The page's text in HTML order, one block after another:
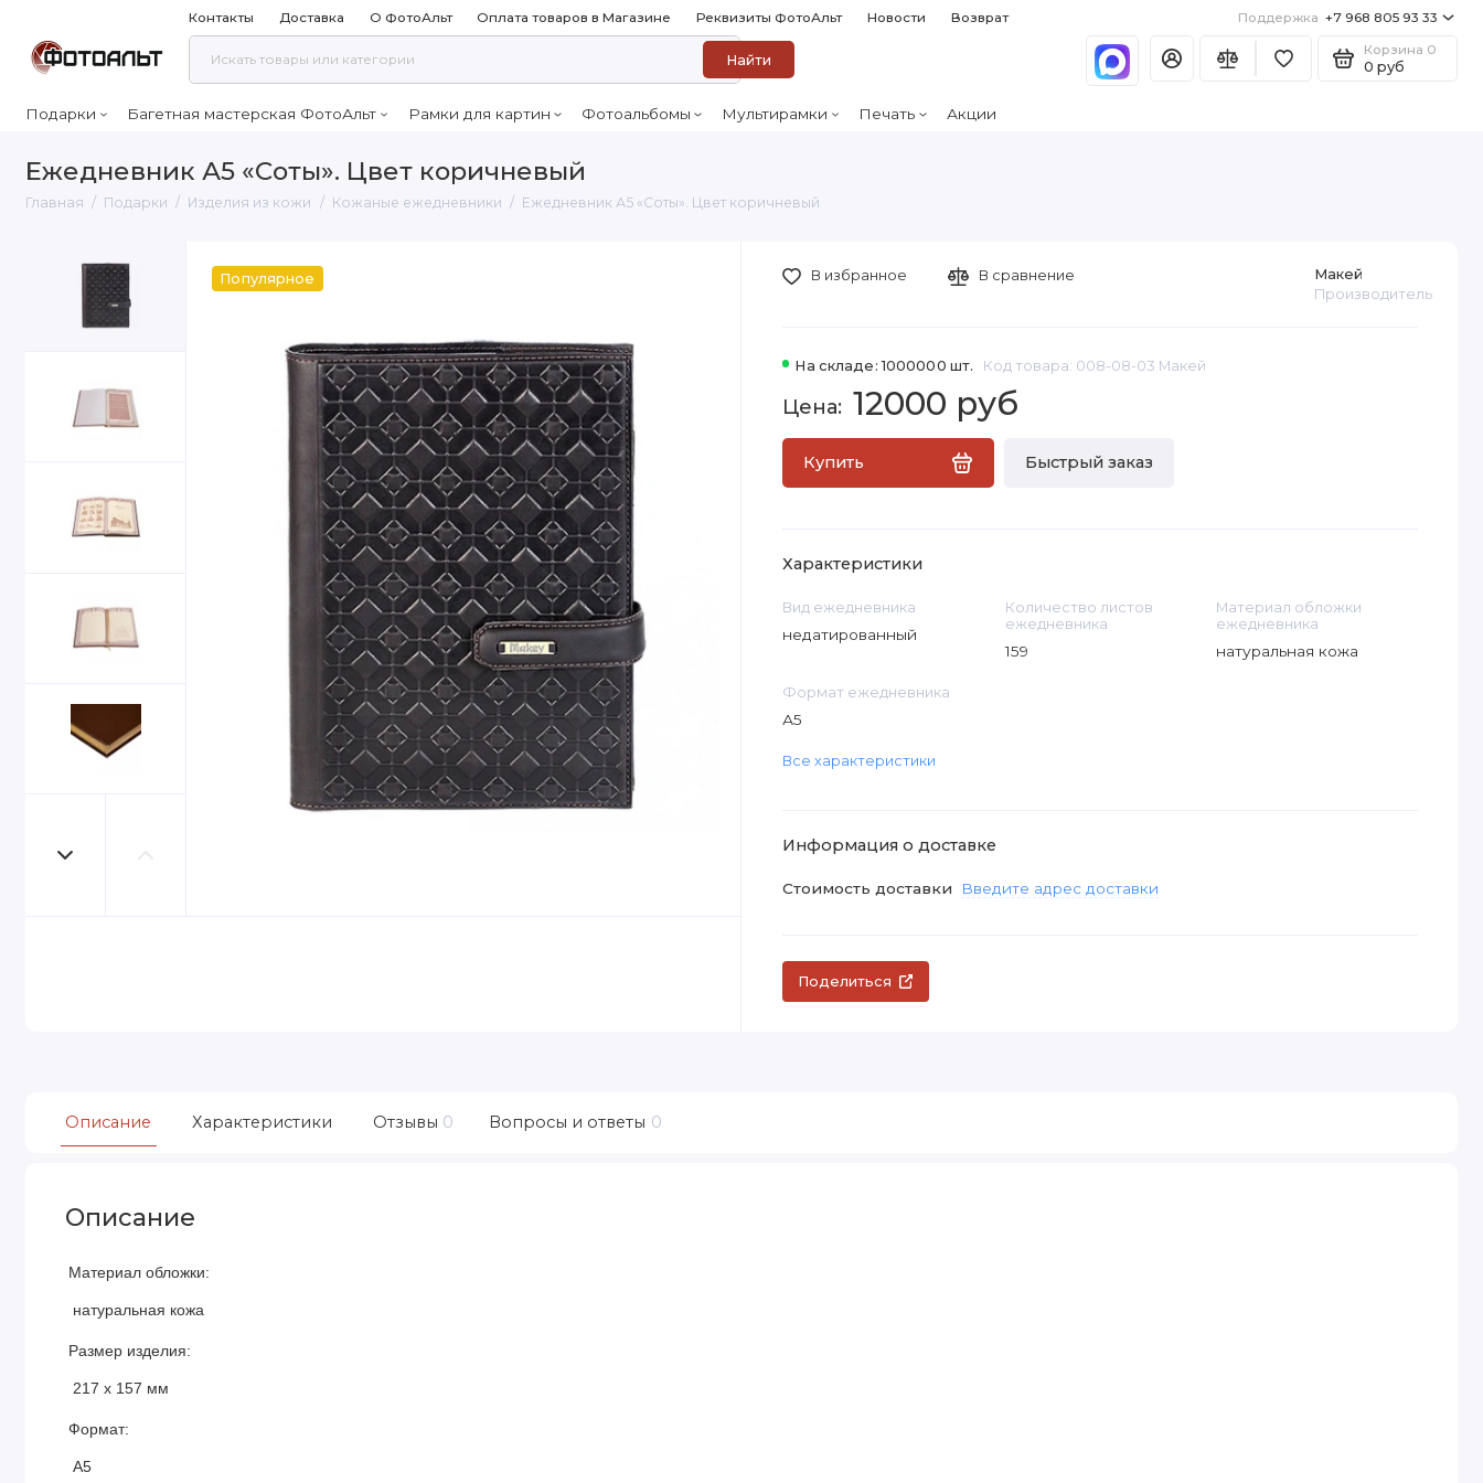
Контакты Доставка О ФотоАльт Оплата товаров в Магазине Реквизиты ФотоАльт Новости Возврат Поддержка +7 968 805 93 33
Найти
Корзина 0
0 руб
Подарки Багетная мастерская ФотоАльт Рамки для картин Фотоальбомы Мультирамки Печать Акции
Ежедневник А5 «Соты». Цвет коричневый
Главная Подарки Изделия из кожи Кожаные ежедневники Ежедневник А5 «Соты». Цвет коричневый
Популярное
На складе: 1000000 шт. Код товара: 008-08-03 Макей
Макей
Производитель
12000 руб
Купить Быстрый заказ
В избранное В сравнение
Характеристики
Вид ежедневника
недатированный
Количество листов
ежедневника
159
Материал обложки
ежедневника
натуральная кожа
Формат ежедневника
А5
Все характеристики
Информация о доставке
Стоимость доставки Введите адрес доставки
Поделиться
Описание Характеристики Отзывы 0 Вопросы и ответы 0
Описание
Материал обложки:
натуральная кожа
Размер изделия:
217 х 157 мм
Формат:
А5